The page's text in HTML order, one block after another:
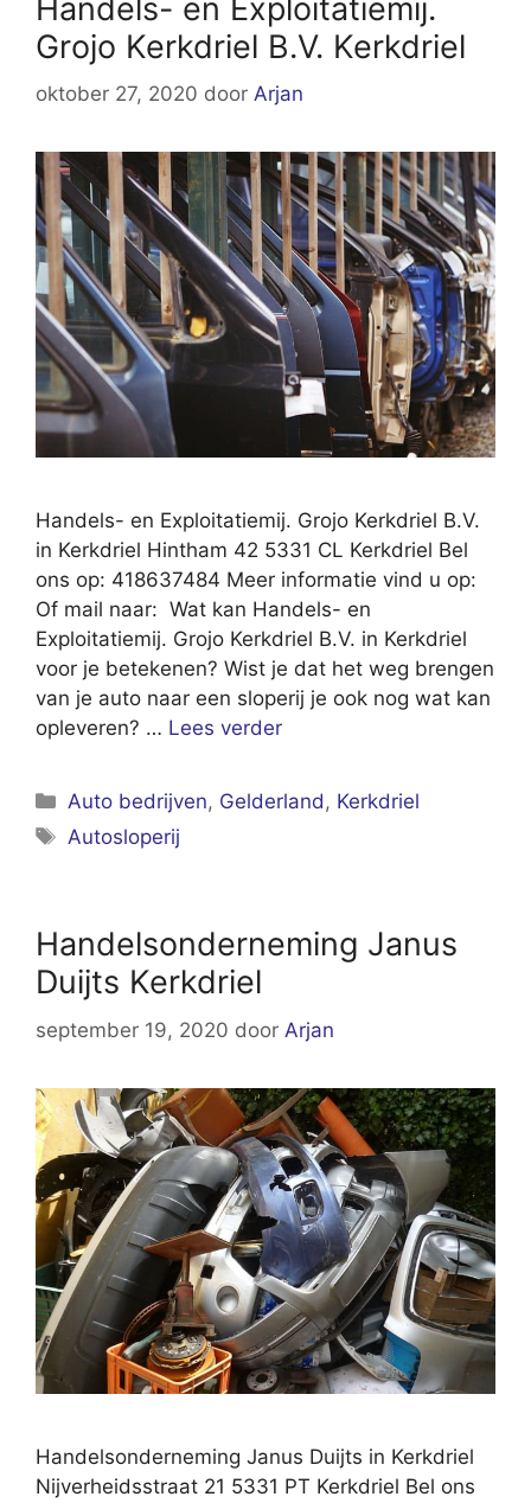
Handels- en Exploitatiemij.
Grojo Kerkdriel B.V. Kerkdriel
oktober 27, 2020 door Arjan
Handels- en Exploitatiemij. Grojo Kerkdriel B.V.
in Kerkdriel Hintham 42 5331 CL Kerkdriel Bel
ons op: 418637484 Meer informatie vind u op:
Of mail naar: Wat kan Handels- en
Exploitatiemij. Grojo Kerkdriel B.V. in Kerkdriel
voor je betekenen? Wist je dat het weg brengen
van je auto naar een sloperij je ook nog wat kan
opleveren? … Lees verder
Categorieën
Auto bedrijven, Gelderland, Kerkdriel
Tags
Autosloperij
Handelsonderneming Janus
Duijts Kerkdriel
september 19, 2020 door Arjan
Handelsonderneming Janus Duijts in Kerkdriel
Nijverheidsstraat 21 5331 PT Kerkdriel Bel ons